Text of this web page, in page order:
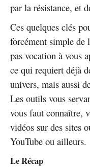
par la résistance, et
Ces quelques clés
forcément simple de
pas vocation à vous
ce qui requiert déjà
univers, mais aussi
Les outils vous
vous faut connaître,
vidéos sur des sites
YouTube ou ailleurs.
Le Récap